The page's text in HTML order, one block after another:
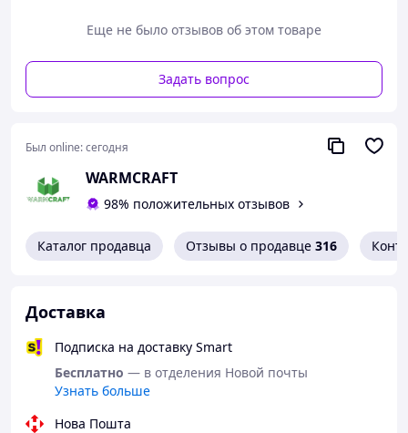
СОВМЕСТИМОСТЬ:
Горелки OXI EVO 18-82 кВт
Горелки OXI Ceramik PRO 100-1500 кВт
Горелки OXI Ceramik+ 20-1000 кВт
Горелки KVIT Lyuta 16-100 кВт
Горелки KVIT Optima 30-1500 кВт
Горелки Palnik 17-2000 кВт
Горелки FOCUS 17-2000 кВт
Горелки WICHLACZ PALNIK 17-2000 кВт
Горелки Bioprom 17-2000 кВт
Еще не было отзывов об этом товаре
Задать вопрос
Был online:сегодня
WARMCRAFT
98% положительных отзывов
Каталог продавца Отзывы о продавце 316
Доставка
Подписка на доставку Smart
Бесплатно — в отделения Новой почты
Узнать больше
Нова Пошта